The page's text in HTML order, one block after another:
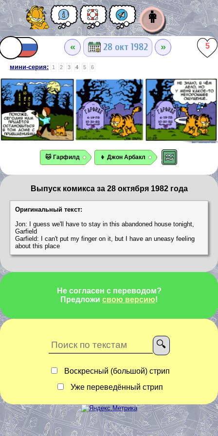
👩
« 28 окт 1982 » 5
мини-серия: 1 2 3 4 5 6
🐱 Гарфилд 👦 Джон Арбакл
Выпуск комикса за 28 октября 1982 года
Оригинальный текст:
Jon: I guess we'll have to stay in this abandoned house tonight,
Garfield
Garfield: I can't put my finger on it, but I have an uneasy feeling
about this place
Не согласен с переводом?
Предложи свою версию!
Воскресный (большой) стрип
Уже переведённый стрип